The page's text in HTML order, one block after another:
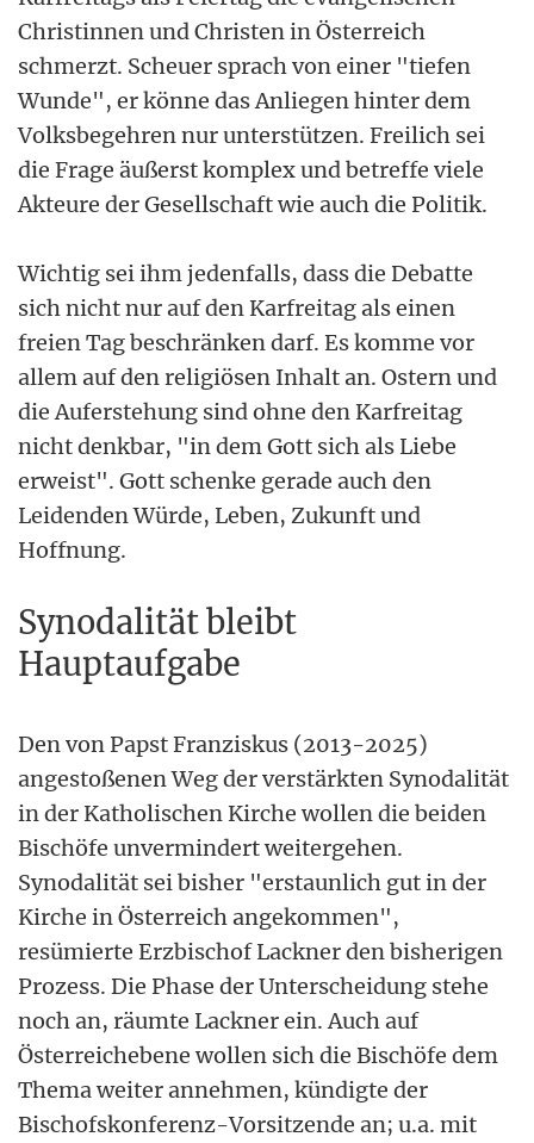
Christinnen und Christen in Österreich
schmerzt. Scheuer sprach von einer "tiefen
Wunde", er könne das Anliegen hinter dem
Volksbegehren nur unterstützen. Freilich sei
die Frage äußerst komplex und betreffe viele
Akteure der Gesellschaft wie auch die Politik.
Wichtig sei ihm jedenfalls, dass die Debatte
sich nicht nur auf den Karfreitag als einen
freien Tag beschränken darf. Es komme vor
allem auf den religiösen Inhalt an. Ostern und
die Auferstehung sind ohne den Karfreitag
nicht denkbar, "in dem Gott sich als Liebe
erweist". Gott schenke gerade auch den
Leidenden Würde, Leben, Zukunft und
Hoffnung.
Synodalität bleibt
Hauptaufgabe
Den von Papst Franziskus (2013-2025)
angestoßenen Weg der verstärkten Synodalität
in der Katholischen Kirche wollen die beiden
Bischöfe unvermindert weitergehen.
Synodalität sei bisher "erstaunlich gut in der
Kirche in Österreich angekommen",
resümierte Erzbischof Lackner den bisherigen
Prozess. Die Phase der Unterscheidung stehe
noch an, räumte Lackner ein. Auch auf
Österreichebene wollen sich die Bischöfe dem
Thema weiter annehmen, kündigte der
Bischofskonferenz-Vorsitzende an; u.a. mit